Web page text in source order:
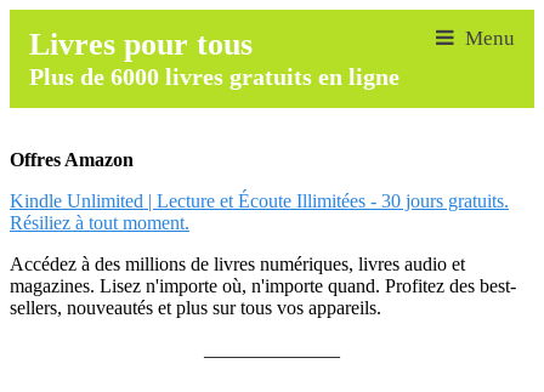
Livres pour tous
Plus de 6000 livres gratuits en ligne
Offres Amazon
Kindle Unlimited | Lecture et Écoute Illimitées - 30 jours gratuits.
Résiliez à tout moment.
Accédez à des millions de livres numériques, livres audio et
magazines. Lisez n'importe où, n'importe quand. Profitez des best-
sellers, nouveautés et plus sur tous vos appareils.